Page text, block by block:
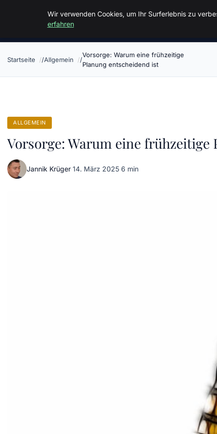
Malzminden
Startseite Allgemein
Vorsorge: Warum eine frühzeitige
Planung entscheidend ist
ALLGEMEIN
Vorsorge: Warum eine
Jannik Krüger·14. März 2025·6 min
Wir verwenden Cookies, um Ihr Surferlebnis zu
erfahren